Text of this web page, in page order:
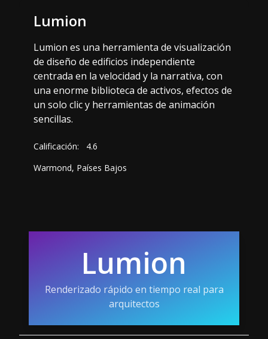
Lumion
Lumion es una herramienta de visualización
de diseño de edificios independiente
centrada en la velocidad y la narrativa, con
una enorme biblioteca de activos, efectos de
un solo clic y herramientas de animación
sencillas.
Calificación:
4.6
Warmond, Países Bajos
Lumion
Renderizado rápido en tiempo real para
arquitectos